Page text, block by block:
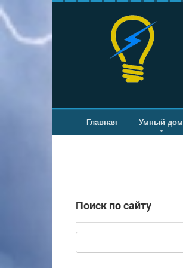
Перейти
к
контенту
Главная Умный дом
Поиск по сайту